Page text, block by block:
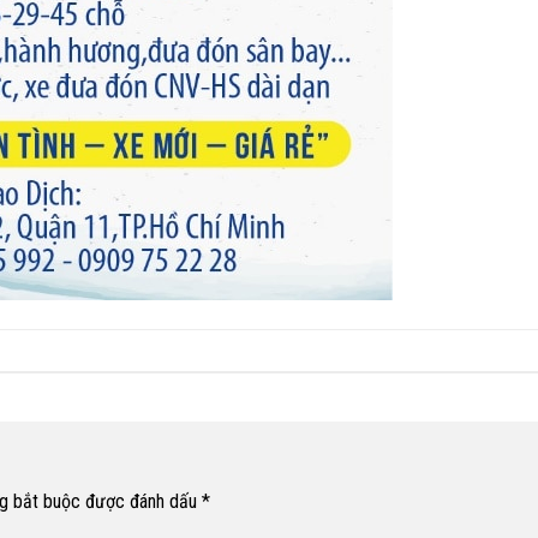
bắt buộc được đánh dấu *